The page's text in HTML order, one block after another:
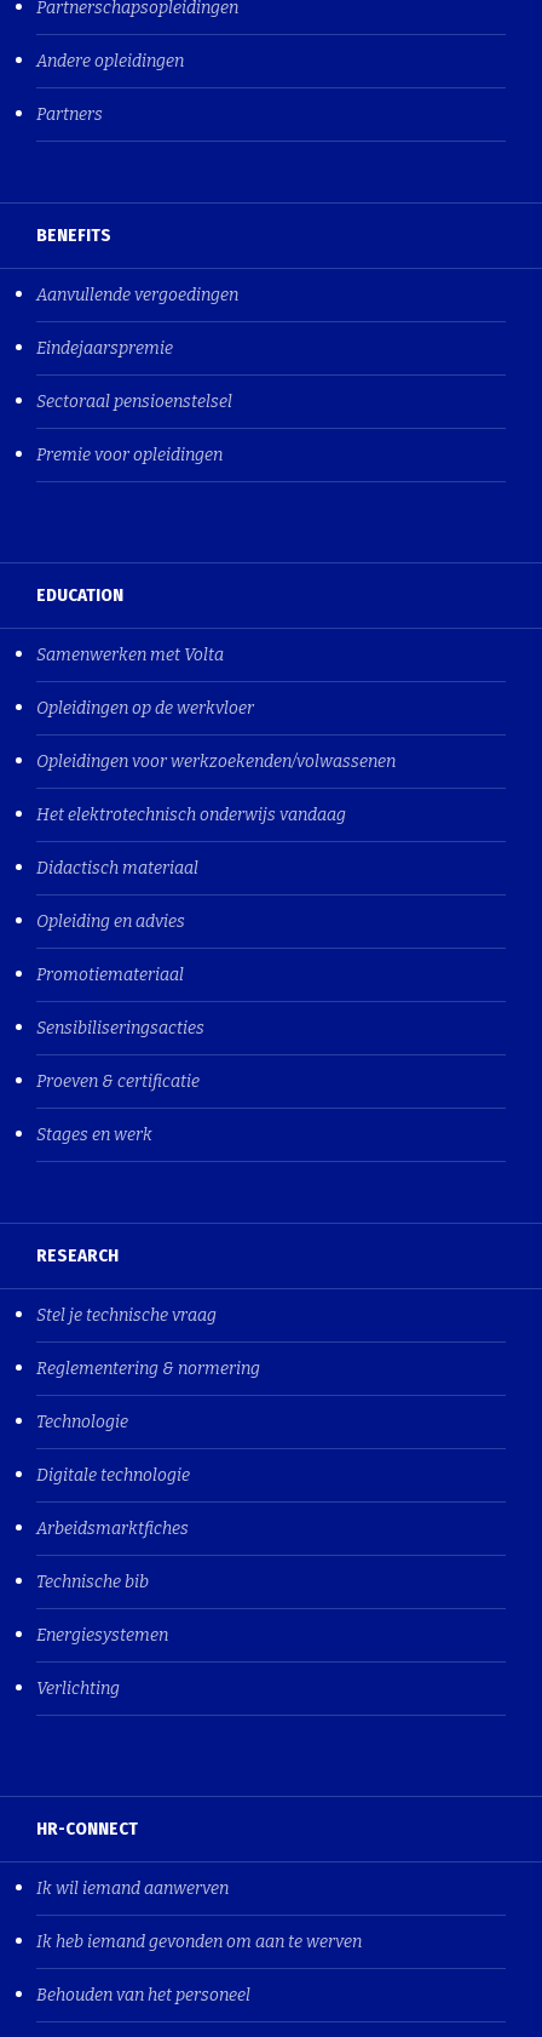
Partnerschapsopleidingen
Andere opleidingen
Partners
BENEFITS
Aanvullende vergoedingen
Eindejaarspremie
Sectoraal pensioenstelsel
Premie voor opleidingen
EDUCATION
Samenwerken met Volta
Opleidingen op de werkvloer
Opleidingen voor werkzoekenden/volwassenen
Het elektrotechnisch onderwijs vandaag
Didactisch materiaal
Opleiding en advies
Promotiemateriaal
Sensibiliseringsacties
Proeven & certificatie
Stages en werk
RESEARCH
Stel je technische vraag
Reglementering & normering
Technologie
Digitale technologie
Arbeidsmarktfiches
Technische bib
Energiesystemen
Verlichting
HR-CONNECT
Ik wil iemand aanwerven
Ik heb iemand gevonden om aan te werven
Behouden van het personeel